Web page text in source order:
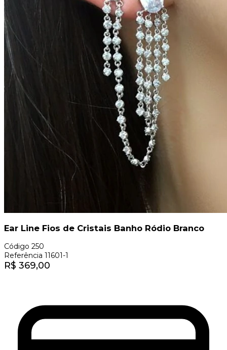
Ear Line Fios de Cristais Banho Ródio Branco
Código 250
Referência 11601-1
R$ 369,00